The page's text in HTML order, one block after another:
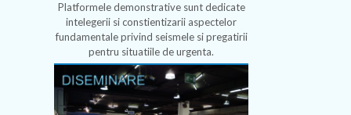
Platformele demonstrative sunt dedicate
intelegerii si constientizarii aspectelor
fundamentale privind seismele si pregatirii
pentru situatiile de urgenta.